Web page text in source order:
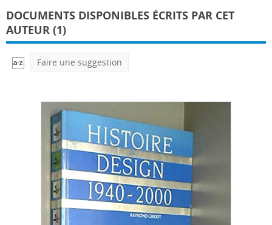
DOCUMENTS DISPONIBLES ÉCRITS PAR CET
AUTEUR (1)
Faire une suggestion